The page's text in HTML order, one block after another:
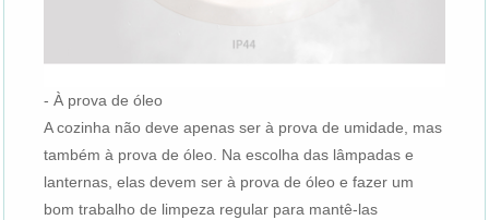
- À prova de óleo
A cozinha não deve apenas ser à prova de umidade, mas
também à prova de óleo. Na escolha das lâmpadas e
lanternas, elas devem ser à prova de óleo e fazer um
bom trabalho de limpeza regular para mantê-las